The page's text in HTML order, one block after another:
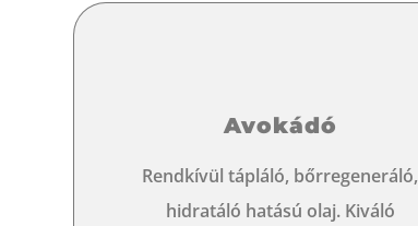
Avokádó
Rendkívül tápláló, bőrregeneráló,
hidratáló hatású olaj. Kiváló